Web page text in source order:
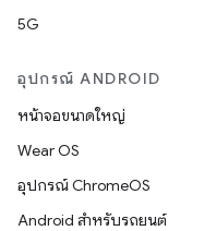
5G
อุปกรณ์ ANDROID
หน้าจอขนาดใหญ่
Wear OS
อุปกรณ์ ChromeOS
Android สำหรับรถยนต์